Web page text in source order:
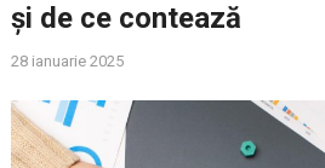
și de ce contează
28 ianuarie 2025